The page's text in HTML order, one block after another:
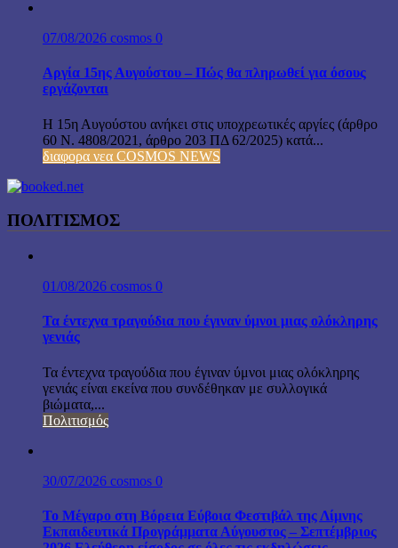
07/08/2026 cosmos 0
Αργία 15ης Αυγούστου – Πώς θα πληρωθεί για όσους
εργάζονται
Η 15η Αυγούστου ανήκει στις υποχρεωτικές αργίες (άρθρο
60 Ν. 4808/2021, άρθρο 203 ΠΔ 62/2025) κατά...
διαφορα νεα COSMOS NEWS
ΠΟΛΙΤΙΣΜΟΣ
01/08/2026 cosmos 0
Τα έντεχνα τραγούδια που έγιναν ύμνοι μιας ολόκληρης
γενιάς
Τα έντεχνα τραγούδια που έγιναν ύμνοι μιας ολόκληρης
γενιάς είναι εκείνα που συνδέθηκαν με συλλογικά
βιώματα,...
Πολιτισμός
30/07/2026 cosmos 0
Το Μέγαρο στη Βόρεια Εύβοια Φεστιβάλ της Λίμνης
Εκπαιδευτικά Προγράμματα Αύγουστος – Σεπτέμβριος